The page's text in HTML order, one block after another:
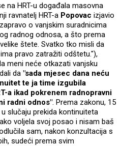
na HRT-u događala masovna
ravnatelj HRT-a Popovac izjavio
o vanjskim suradnicima
radnog odnosa, a što prema
štete. Svatko tko misli da
pravo zatražiti odštetu."),
meni neće otkazati vanjsku
da "sada mjesec dana neću
te ja time izgubila
a ikad pokrenem radnopravni
radni odnos". Prema zakonu, 15
slučaju prekida kontinuiteta
voljela svoj posao i nisam baš
sam, nakon konzultacija s
sudeći prema svim